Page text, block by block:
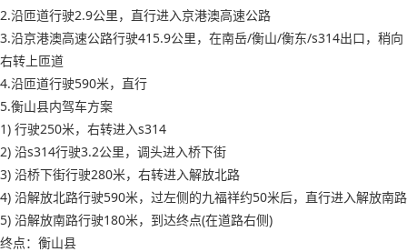
2.沿匝道行驶2.9公里，直行进入京港澳高速公路
3.沿京港澳高速公路行驶415.9公里，在南岳/衡山/衡东/s314出口，稍向
右转上匝道
4.沿匝道行驶590米，直行
5.衡山县内驾车方案
1) 行驶250米，右转进入s314
2) 沿s314行驶3.2公里，调头进入桥下街
3) 沿桥下街行驶280米，右转进入解放北路
4) 沿解放北路行驶590米，过左侧的九福祥约50米后，直行进入解放南路
5) 沿解放南路行驶180米，到达终点(在道路右侧)
终点：衡山县